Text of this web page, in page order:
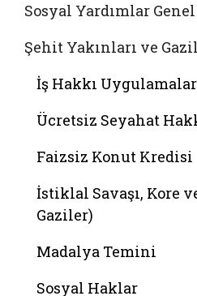
Sosyal Yardımlar
Şehit Yakınları ve
İş Hakkı
Ücretsiz Seyahat
Faizsiz Konut Kredisi
İstiklal Savaşı, Kore
Gaziler)
Madalya Temini
Sosyal Haklar